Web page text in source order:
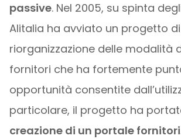
passive. Nel 2005, su spinta
Alitalia ha avviato un progetto di
riorganizzazione delle modalità
fornitori che ha fortemente
opportunità consentite
particolare, il progetto ha
creazione di un portale fornitori